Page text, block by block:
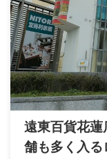
遠東百貨花
舗も多く入る